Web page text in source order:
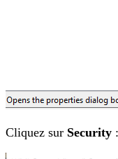
Cliquez sur Security :